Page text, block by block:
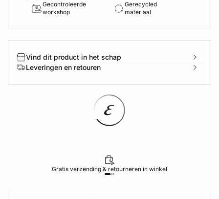
Gecontroleerde
workshop
Gerecycled
materiaal
Vind dit product in het schap
Leveringen en retouren
Gratis verzending & retourneren in winkel